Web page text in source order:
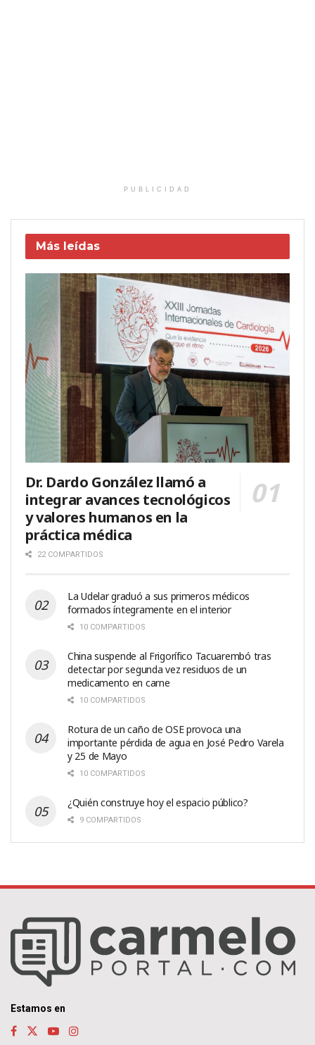
PUBLICIDAD
Más leídas
Dr. Dardo González llamó a
integrar avances tecnológicos
y valores humanos en la
práctica médica
22 COMPARTIDOS
La Udelar graduó a sus primeros médicos
formados íntegramente en el interior
10 COMPARTIDOS
China suspende al Frigorífico Tacuarembó tras
detectar por segunda vez residuos de un
medicamento en carne
10 COMPARTIDOS
Rotura de un caño de OSE provoca una
importante pérdida de agua en José Pedro Varela
y 25 de Mayo
10 COMPARTIDOS
¿Quién construye hoy el espacio público?
9 COMPARTIDOS
Estamos en